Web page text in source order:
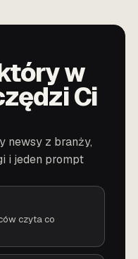
w
Ci
newsy z branży,
i jeden prompt
czyta co